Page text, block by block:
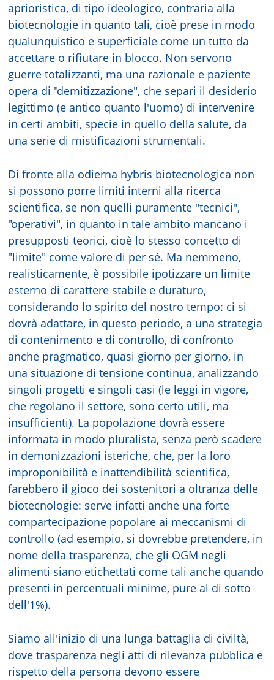
aprioristica, di tipo ideologico, contraria alla
biotecnologie in quanto tali, cioè prese in modo
qualunquistico e superficiale come un tutto da
accettare o rifiutare in blocco. Non servono
guerre totalizzanti, ma una razionale e paziente
opera di "demitizzazione", che separi il desiderio
legittimo (e antico quanto l'uomo) di intervenire
in certi ambiti, specie in quello della salute, da
una serie di mistificazioni strumentali.
Di fronte alla odierna hybris biotecnologica non
si possono porre limiti interni alla ricerca
scientifica, se non quelli puramente "tecnici",
"operativi", in quanto in tale ambito mancano i
presupposti teorici, cioè lo stesso concetto di
"limite" come valore di per sé. Ma nemmeno,
realisticamente, è possibile ipotizzare un limite
esterno di carattere stabile e duraturo,
considerando lo spirito del nostro tempo: ci si
dovrà adattare, in questo periodo, a una strategia
di contenimento e di controllo, di confronto
anche pragmatico, quasi giorno per giorno, in
una situazione di tensione continua, analizzando
singoli progetti e singoli casi (le leggi in vigore,
che regolano il settore, sono certo utili, ma
insufficienti). La popolazione dovrà essere
informata in modo pluralista, senza però scadere
in demonizzazioni isteriche, che, per la loro
improponibilità e inattendibilità scientifica,
farebbero il gioco dei sostenitori a oltranza delle
biotecnologie: serve infatti anche una forte
compartecipazione popolare ai meccanismi di
controllo (ad esempio, si dovrebbe pretendere, in
nome della trasparenza, che gli OGM negli
alimenti siano etichettati come tali anche quando
presenti in percentuali minime, pure al di sotto
dell'1%).
Siamo all'inizio di una lunga battaglia di civiltà,
dove trasparenza negli atti di rilevanza pubblica e
rispetto della persona devono essere